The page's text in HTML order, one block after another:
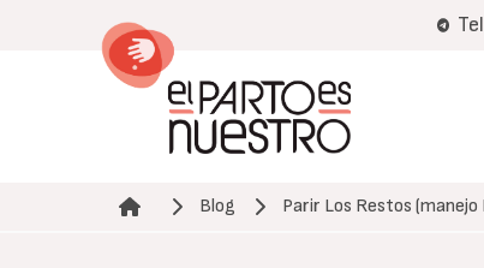
Ruta de navegación
Blog Parir Los Restos